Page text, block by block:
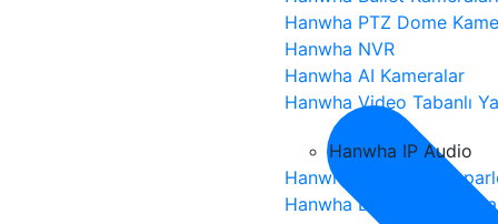
Hanwha PTZ Dome
Hanwha NVR
Hanwha AI Kameralar
Hanwha Video Tabanlı
Hanwha IP Audio
Hanwha İç Mekan
Hanwha Dış Mekan